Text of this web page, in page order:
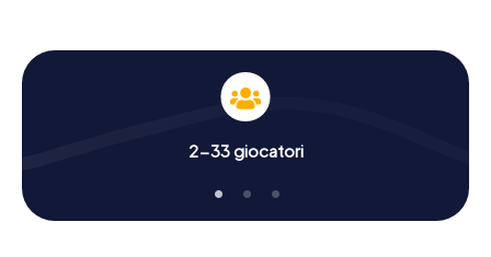
2-33 giocatori